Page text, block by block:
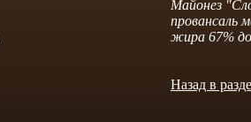
Майонез
провансаль
жира 67%
Назад в